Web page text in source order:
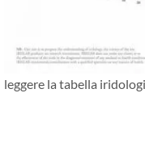
leggere la tabella